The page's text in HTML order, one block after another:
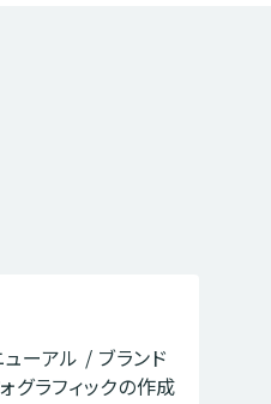
ーアル / ブランド
グラフィックの作成